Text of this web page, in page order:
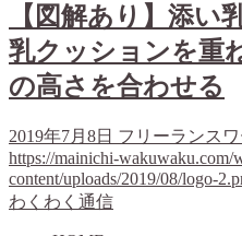
【図解あり】添い
乳クッションを重
の高さを合わせる
2019年7月8日 フリーランス
https://mainichi-wakuwaku.com/
content/uploads/2019/08/logo-
わくわく通信